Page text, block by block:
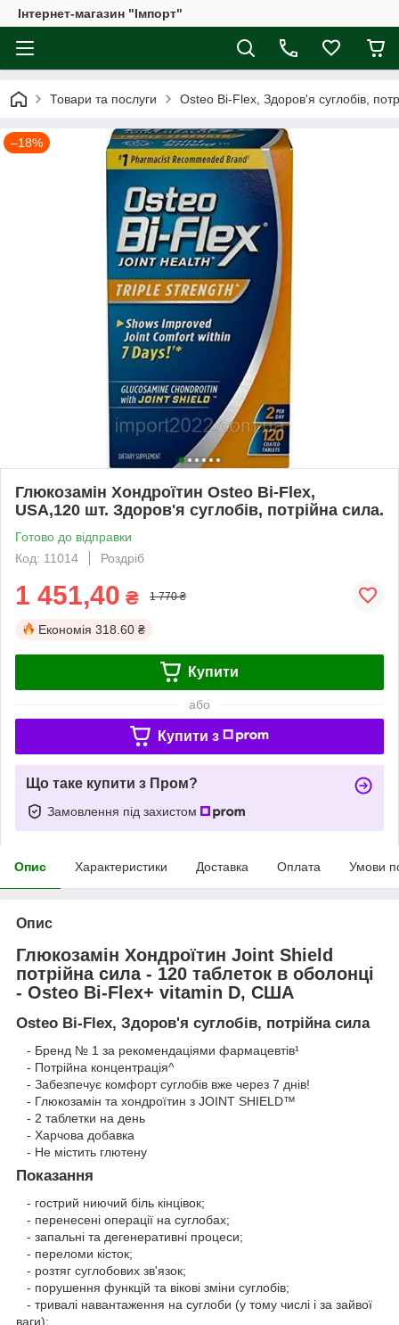
Інтернет-магазин "Імпорт"
Товари та послуги Osteo Bi-Flex, Здоров'я суглобів,
–18%
Глюкозамін Хондроїтин Osteo Bi-Flex,
USA,120 шт. Здоров'я суглобів, потрійна сила.
Готово до відправки
Код: 11014
Роздріб
1 451,40 ₴ 1 770 ₴
Економія 318.60 ₴
Купити
або
Купити з
Що таке купити з Пром?
Замовлення під захистом
Опис Характеристики Доставка Оплата Умови
Опис
Глюкозамін Хондроїтин Joint Shield
потрійна сила - 120 таблеток в оболонці
- Osteo Bi-Flex+ vitamin D, США
Osteo Bi-Flex, Здоров'я суглобів, потрійна сила
- Бренд № 1 за рекомендаціями фармацевтів¹
- Потрійна концентрація^
- Забезпечує комфорт суглобів вже через 7 днів!
- Глюкозамін та хондроїтин з JOINT SHIELD™
- 2 таблетки на день
- Харчова добавка
- Не містить глютену
Показання
- гострий ниючий біль кінцівок;
- перенесені операції на суглобах;
- запальні та дегенеративні процеси;
- переломи кісток;
- розтяг суглобових зв'язок;
- порушення функцій та вікові зміни суглобів;
- тривалі навантаження на суглоби (у тому числі і за зайвої
ваги);